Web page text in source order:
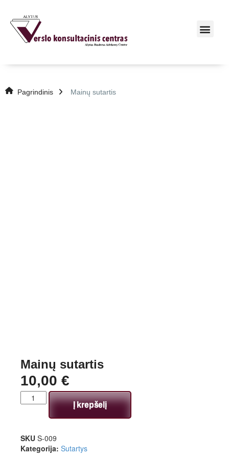
Pagrindinis Mainų sutartis
Mainų sutartis
10,00 €
Į krepšelį
SKU S-009
Kategorija: Sutartys